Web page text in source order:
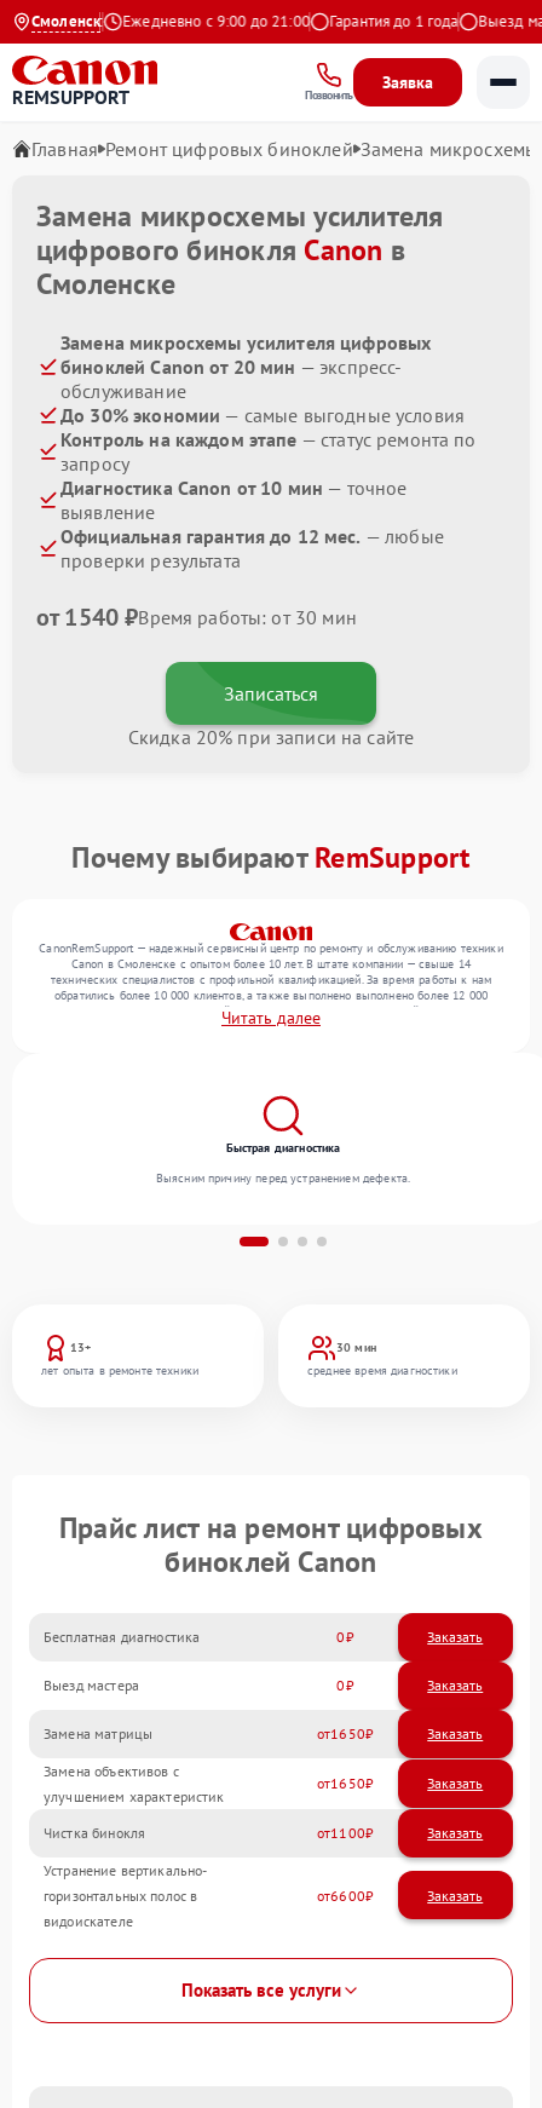
Смоленск
на Яндекс Ежедневно с 9:00 до 21:00 Гарантия до 1 года Выезд
REMSUPPORT Позвонить
Заявка
Главная Ремонт цифровых биноклей Замена микросхемы
Замена микросхемы усилителя
цифрового бинокля Canon в
Смоленске
Замена микросхемы усилителя цифровых
биноклей Canon от 20 мин — экспресс-
обслуживание
До 30% экономии — самые выгодные условия
Контроль на каждом этапе — статус ремонта по
запросу
Диагностика Canon от 10 мин — точное
выявление
Официальная гарантия до 12 мес. — любые
проверки результата
от 1540 ₽Время работы: от 30 мин
Записаться
Скидка 20% при записи на сайте
Почему выбираютRemSupport
CanonRemSupport — надежный сервисный центр по ремонту и обслуживанию техники
Canon в Смоленске с опытом более 10 лет. В штате компании — свыше 14
технических специалистов с профильной квалификацией. За время работы к нам
обратились более 10 000 клиентов, а также выполнено выполнено более 12 000
ремонтов. Ежемесячно в сервисный центр поступает более 300 устройств, включая , , .
Мы беремся за задачи любой сложности и предлагаем стабильный уровень сервиса
Читать далее
13+
лет опыта в ремонте техники
30 мин
среднее время диагностики
Быстрая диагностика
Выясним причину перед устранением дефекта.
Прайс лист на ремонт цифровых
биноклей Canon
Бесплатная диагностика 0 Заказать
Выезд мастера 0 Заказать
Замена матрицы 1650
Замена объективов с
улучшением характеристик
1650
Чистка бинокля 1100
Устранение вертикально-
горизонтальных полос в
видоискателе
6600
Показать все услуги